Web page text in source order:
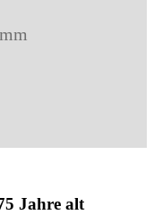
Jahre alt